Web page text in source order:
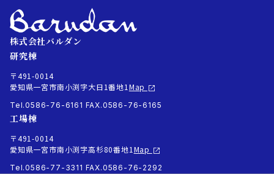
株式会社バルダン
研究棟
〒491-0014
愛知県一宮市南小渕字大日1番地1 Map
Tel.0586-76-6161 FAX.0586-76-6165
工場棟
〒491-0014
愛知県一宮市南小渕字高杉80番地1 Map
Tel.0586-77-3311 FAX.0586-76-2292